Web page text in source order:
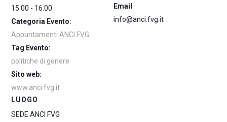
15:00 - 16:00
Categoria Evento:
Appuntamenti ANCI FVG
Tag Evento:
politiche di genere
Sito web:
www.anci.fvg.it
LUOGO
SEDE ANCI FVG
Email
info@anci.fvg.it